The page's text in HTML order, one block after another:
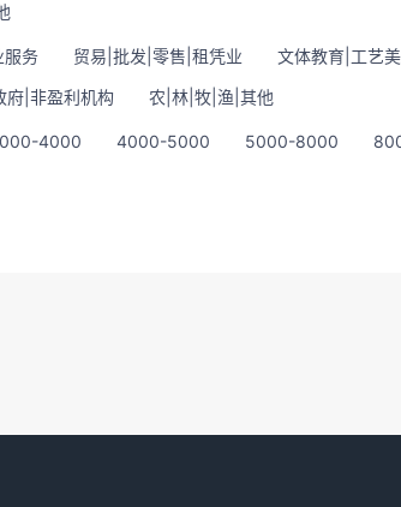
服务 贸易|批发|零售|租凭业 文体教育|工艺
府|非盈利机构 农|林|牧|渔|其他
4000 4000-5000 5000-8000